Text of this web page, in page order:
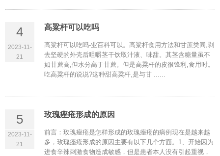
4
2023-11-
21
高粱杆可以吃吗
高粱杆可以吃吗-业百科可以。高粱杆食用方法和甘蔗类同,剥
去坚硬的外壳后咀嚼茎干饮取汁液、味甜。其茎含糖量虽不
如甘蔗高,但水分高于甘蔗。但是高粱杆的皮很锋利,食用时。
吃高粱杆的说说?这种甜高粱杆,是与甘 ......
5
2023-11-
21
玫瑰痤疮形成的原因
前言：玫瑰痤疮是怎样形成的玫瑰痤疮的病例现在是越来越
多，玫瑰痤疮形成的原因主要有以下几个方面。1、开始因为
进食辛辣刺激食物造成敏感，但是患者本人没有引起重视，